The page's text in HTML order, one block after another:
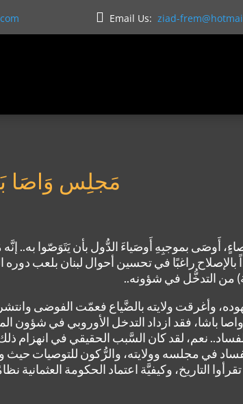
 Email Us: ziad-
مَجلِس وَاصَا
أَوصَى بموجبِهِ أَوصَياءَ الدُّول بأن يَتَوَصّوا به..
راغبًا في تحسين أحوال لبنان بلعب دوره
من التدخُّل في شؤونه..
وأغرقت ولايته بالضَّياع فعمّت الفوضى
واصا باشا، فقد ازداد التدخل الأوروبي في
الفساد.. نعم، لقد كان السَّبب الحقيقي في
في مجلسه وولايته، والرُّكون للتوصيات حيث
التاريخ، وكيفيَّة اعتماد الحكومة العثمانية